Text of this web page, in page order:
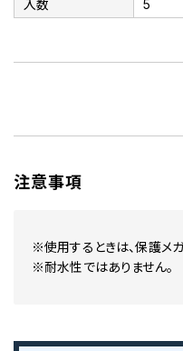
入数 5
注意事項
※使用するときは、保護メガ
※耐水性ではありません。